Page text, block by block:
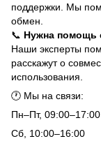
поддержки. Мы
обмен.
📞 Нужна помощь
Наши эксперты
расскажут о
использования.
🕐 Мы на связи:
Пн–Пт, 09:00–17:00
Сб, 10:00–16:00